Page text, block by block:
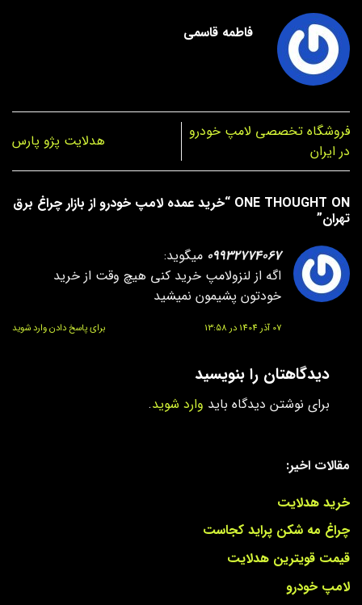
مقالات اخیر:
خرید هدلایت
چراغ مه شکن پراید کجاست
قیمت قویترین هدلایت
لامپ خودرو
فاطمه قاسمی
فروشگاه تخصصی لامپ خودرو
در ایران
هدلایت پژو پارس
ONE THOUGHT ON “ خرید عمده لامپ خودرو از بازار چراغ برق
تهران”
09932774067 میگوید:
اگه از لنزولامپ خرید کنی هیچ وقت از خرید
خودتون پشیمون نمیشید
07 آذر 1404 در 13:58 برای پاسخ دادن وارد شوید
دیدگاهتان را بنویسید
برای نوشتن دیدگاه باید وارد شوید.